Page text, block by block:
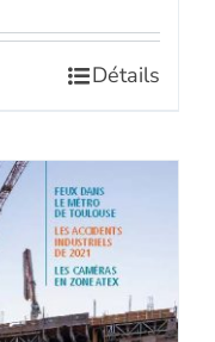
Détails